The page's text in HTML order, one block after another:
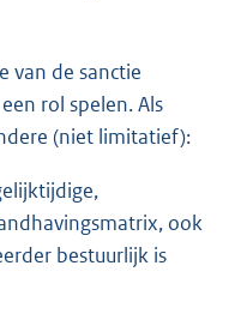
van de sanctie
rol spelen. Als
(niet limitatief):
ook
bestuurlijk is